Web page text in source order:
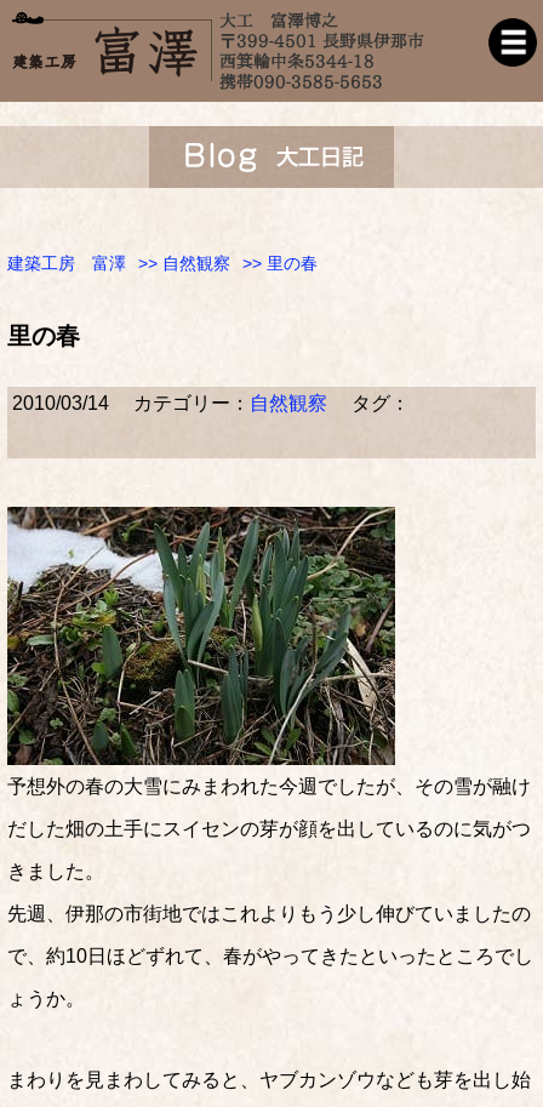
建築工房 富澤 >> 自然観察 >> 里の春
里の春
2010/03/14 カテゴリー： 自然観察 タグ：
予想外の春の大雪にみまわれた今週でしたが、その雪が融け
だした畑の土手にスイセンの芽が顔を出しているのに気がつ
きました。
先週、伊那の市街地ではこれよりもう少し伸びていましたの
で、約10日ほどずれて、春がやってきたといったところでし
ょうか。
まわりを見まわしてみると、ヤブカンゾウなども芽を出し始